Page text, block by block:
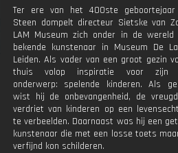
Ter ere van het 400ste
Steen dompelt directeur Sietske van
LAM Museum zich onder in de wereld
bekende kunstenaar in Museum De
Leiden. Als vader van een groot gezin
thuis volop inspiratie voor zijn
onderwerp: spelende kinderen. Als
wist hij de onbevangenheid, de
verdriet van kinderen op een
te verbeelden. Daarnaast was hij een
kunstenaar die met een losse toets
verfijnd kon schilderen.